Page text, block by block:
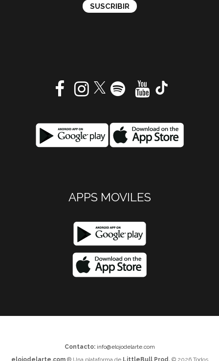
APPS MOVILES
Contacto: info@elojodelarte.com
elojodelarte.com® Una plataforma de LittleBull Prod.© 2026 Todos